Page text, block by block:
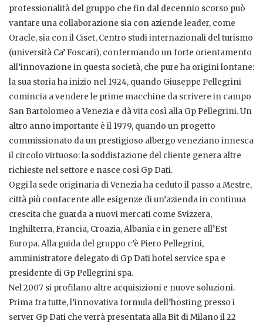
professionalità del gruppo che fin dal decennio scorso può
vantare una collaborazione sia con aziende leader, come
Oracle, sia con il Ciset, Centro studi internazionali del turismo
(università Ca’ Foscari), confermando un forte orientamento
all’innovazione in questa società, che pure ha origini lontane:
la sua storia ha inizio nel 1924, quando Giuseppe Pellegrini
comincia a vendere le prime macchine da scrivere in campo
San Bartolomeo a Venezia e dà vita così alla Gp Pellegrini. Un
altro anno importante è il 1979, quando un progetto
commissionato da un prestigioso albergo veneziano innesca
il circolo virtuoso: la soddisfazione del cliente genera altre
richieste nel settore e nasce così Gp Dati.
Oggi la sede originaria di Venezia ha ceduto il passo a Mestre,
città più confacente alle esigenze di un’azienda in continua
crescita che guarda a nuovi mercati come Svizzera,
Inghilterra, Francia, Croazia, Albania e in genere all’Est
Europa. Alla guida del gruppo c’è Piero Pellegrini,
amministratore delegato di Gp Dati hotel service spa e
presidente di Gp Pellegrini spa.
Nel 2007 si profilano altre acquisizioni e nuove soluzioni.
Prima fra tutte, l’innovativa formula dell’hosting presso i
server Gp Dati che verrà presentata alla Bit di Milano il 22